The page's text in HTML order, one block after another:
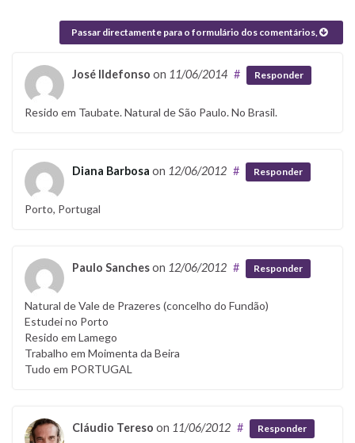
Passar directamente para o formulário dos comentários,
José Ildefonso on 11/06/2014 # Responder
Resido em Taubate. Natural de São Paulo. No Brasil.
Diana Barbosa on 12/06/2012 # Responder
Porto, Portugal
Paulo Sancheson 12/06/2012 # Responder
Natural de Vale de Prazeres (concelho do Fundão)
Estudei no Porto
Resido em Lamego
Trabalho em Moimenta da Beira
Tudo em PORTUGAL
Cláudio Tereso on 11/06/2012 # Responder